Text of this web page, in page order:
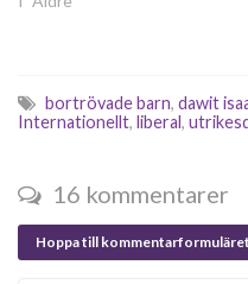
bortrövade barn, dawit
Internationellt, liberal,
16 kommentarer
Hoppa till kommentarformuläret